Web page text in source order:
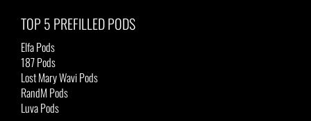
TOP 5 PREFILLED PODS
Elfa Pods
187 Pods
Lost Mary Wavi Pods
RandM Pods
Luva Pods